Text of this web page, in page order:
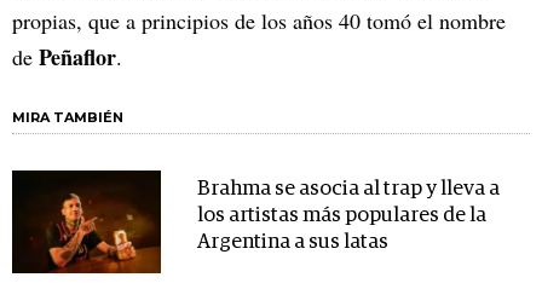
propias, que a principios de los años 40 tomó el nombre
de Peñaflor.
MIRA TAMBIÉN
Brahma se asocia al trap y lleva a
los artistas más populares de la
Argentina a sus latas